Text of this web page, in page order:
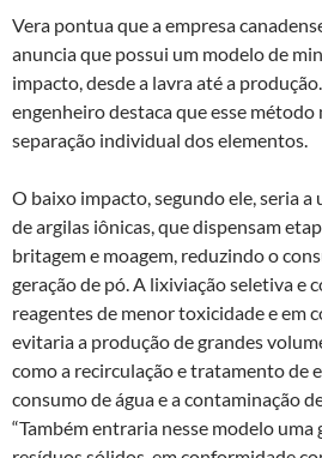
Vera pontua que a empresa
anuncia que possui um modelo de
impacto, desde a lavra até a
engenheiro destaca que esse método
separação individual dos elementos.
O baixo impacto, segundo ele, seria
de argilas iônicas, que dispensam
britagem e moagem, reduzindo o
geração de pó. A lixiviação seletiva e
reagentes de menor toxicidade e em
evitaria a produção de grandes
como a recirculação e tratamento de
consumo de água e a contaminação
“Também entraria nesse modelo uma